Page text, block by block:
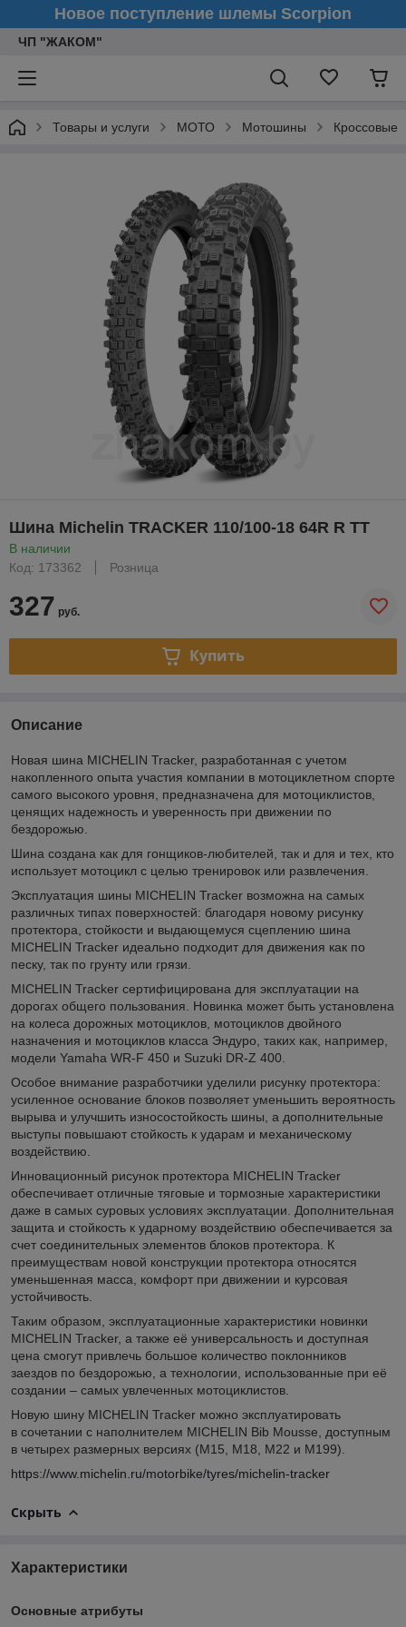
Новое поступление шлемы Scorpion
ЧП "ЖАКОМ"
Товары и услуги МОТО Мотошины Кроссовые
Шина Michelin TRACKER 110/100-18 64R R TT
В наличии
Код: 173362
Розница
327 руб.
Купить
Описание
Новая шина MICHELIN Tracker, разработанная с учетом
накопленного опыта участия компании в мотоциклетном спорте
самого высокого уровня, предназначена для мотоциклистов,
ценящих надежность и уверенность при движении по
бездорожью.
Шина создана как для гонщиков-любителей, так и для и тех, кто
использует мотоцикл с целью тренировок или развлечения.
Эксплуатация шины MICHELIN Tracker возможна на самых
различных типах поверхностей: благодаря новому рисунку
протектора, стойкости и выдающемуся сцеплению шина
MICHELIN Tracker идеально подходит для движения как по
песку, так по грунту или грязи.
MICHELIN Tracker сертифицирована для эксплуатации на
дорогах общего пользования. Новинка может быть установлена
на колеса дорожных мотоциклов, мотоциклов двойного
назначения и мотоциклов класса Эндуро, таких как, например,
модели Yamaha WR‑F 450 и Suzuki DR-Z 400.
Особое внимание разработчики уделили рисунку протектора:
усиленное основание блоков позволяет уменьшить вероятность
вырыва и улучшить износостойкость шины, а дополнительные
выступы повышают стойкость к ударам и механическому
воздействию.
Инновационный рисунок протектора MICHELIN Tracker
обеспечивает отличные тяговые и тормозные характеристики
даже в самых суровых условиях эксплуатации. Дополнительная
защита и стойкость к ударному воздействию обеспечивается за
счет соединительных элементов блоков протектора. К
преимуществам новой конструкции протектора относятся
уменьшенная масса, комфорт при движении и курсовая
устойчивость.
Таким образом, эксплуатационные характеристики новинки
MICHELIN Tracker, а также её универсальность и доступная
цена смогут привлечь большое количество поклонников
заездов по бездорожью, а технологии, использованные при её
создании – самых увлеченных мотоциклистов.
Новую шину MICHELIN Tracker можно эксплуатировать
в сочетании с наполнителем MICHELIN Bib Mousse, доступным
в четырех размерных версиях (M15, M18, M22 и M199).
https://www.michelin.ru/motorbike/tyres/michelin-tracker
Скрыть
Характеристики
Основные атрибуты